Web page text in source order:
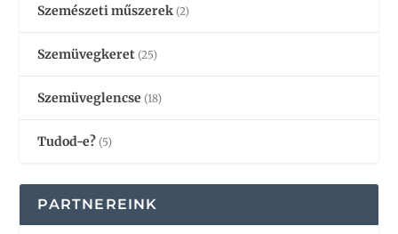
Szemészeti műszerek (2)
Szemüvegkeret (25)
Szemüveglencse (18)
Tudod-e? (5)
PARTNEREINK